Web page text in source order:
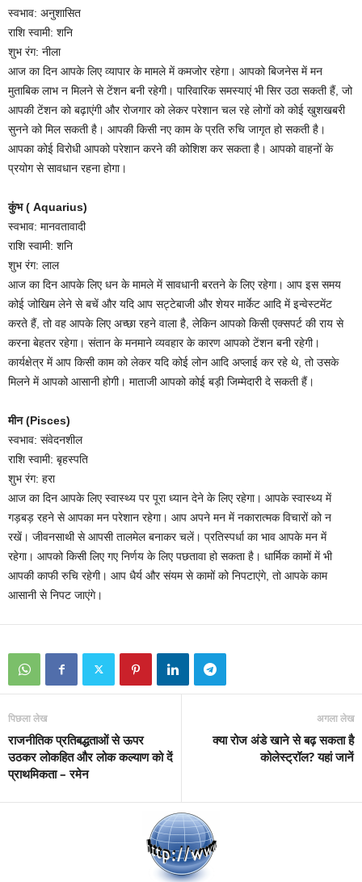
स्वभाव: अनुशासित
राशि स्वामी: शनि
शुभ रंग: नीला
आज का दिन आपके लिए व्यापार के मामले में कमजोर रहेगा। आपको बिजनेस में मन
मुताबिक लाभ न मिलने से टेंशन बनी रहेगी। पारिवारिक समस्याएं भी सिर उठा सकती हैं, जो
आपकी टेंशन को बढ़ाएंगी और रोजगार को लेकर परेशान चल रहे लोगों को कोई खुशखबरी
सुनने को मिल सकती है। आपकी किसी नए काम के प्रति रुचि जागृत हो सकती है।
आपका कोई विरोधी आपको परेशान करने की कोशिश कर सकता है। आपको वाहनों के
प्रयोग से सावधान रहना होगा।
कुंभ ( Aquarius)
स्वभाव: मानवतावादी
राशि स्वामी: शनि
शुभ रंग: लाल
आज का दिन आपके लिए धन के मामले में सावधानी बरतने के लिए रहेगा। आप इस समय
कोई जोखिम लेने से बचें और यदि आप सट्टेबाजी और शेयर मार्केट आदि में इन्वेस्टमेंट
करते हैं, तो वह आपके लिए अच्छा रहने वाला है, लेकिन आपको किसी एक्सपर्ट की राय से
करना बेहतर रहेगा। संतान के मनमाने व्यवहार के कारण आपको टेंशन बनी रहेगी।
कार्यक्षेत्र में आप किसी काम को लेकर यदि कोई लोन आदि अप्लाई कर रहे थे, तो उसके
मिलने में आपको आसानी होगी। माताजी आपको कोई बड़ी जिम्मेदारी दे सकती हैं।
मीन (Pisces)
स्वभाव: संवेदनशील
राशि स्वामी: बृहस्पति
शुभ रंग: हरा
आज का दिन आपके लिए स्वास्थ्य पर पूरा ध्यान देने के लिए रहेगा। आपके स्वास्थ्य में
गड़बड़ रहने से आपका मन परेशान रहेगा। आप अपने मन में नकारात्मक विचारों को न
रखें। जीवनसाथी से आपसी तालमेल बनाकर चलें। प्रतिस्पर्धा का भाव आपके मन में
रहेगा। आपको किसी लिए गए निर्णय के लिए पछतावा हो सकता है। धार्मिक कामों में भी
आपकी काफी रुचि रहेगी। आप धैर्य और संयम से कामों को निपटाएंगे, तो आपके काम
आसानी से निपट जाएंगे।
पिछला लेख
राजनीतिक प्रतिबद्धताओं से ऊपर
उठकर लोकहित और लोक कल्याण को दें
प्राथमिकता – रमेन
अगला लेख
क्या रोज अंडे खाने से बढ़ सकता है
कोलेस्ट्रॉल? यहां जानें